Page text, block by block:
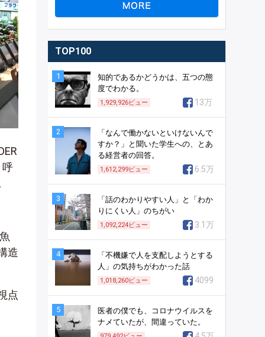
呼
造
点
TOP100
1
知的であるかどうかは、五つの態
度でわかる。
1,929,926ビュー 13万
2
「なんで働かないといけないんで
すか？」と聞いた学生への、とあ
る経営者の回答。
1,612,299ビュー 6.5万
3
「話のわかりやすい人」と「わか
りにくい人」のちがい
1,092,224ビュー 3.1万
4
「不機嫌で人を支配しようとする
人」の気持ちがわかった話
1,018,260ビュー 4099
5
医者の僕でも、コロナウイルスを
ナメていたが、間違っていた。